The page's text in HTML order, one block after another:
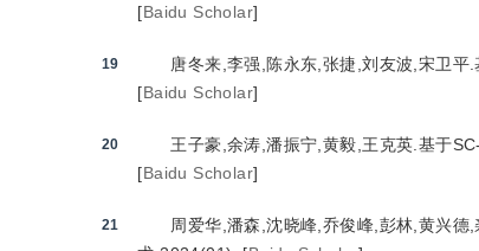
[Baidu Scholar]
19
唐冬来,李强,陈永东,张捷,刘友波,宋卫
[Baidu Scholar]
20
王子豪,余涛,潘振宁,黄毅,王克英.基于
[Baidu Scholar]
21
周爱华,潘森,沈晓峰,乔俊峰,彭林,黄兴